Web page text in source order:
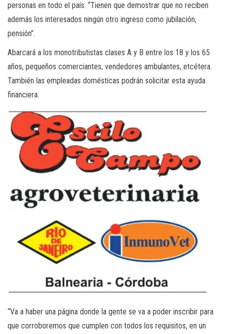
personas en todo el país. “Tienen que demostrar que no reciben
además los interesados ningún otro ingreso como jubilación,
pensión”.
Abarcará a los monotributistas clases A y B entre los 18 y los 65
años, pequeños comerciantes, vendedores ambulantes, etcétera.
También las empleadas domésticas podrán solicitar esta ayuda
financiera.
“Va a haber una página donde la gente se va a poder inscribir para
que corroboremos que cumplen con todos los requisitos, en un